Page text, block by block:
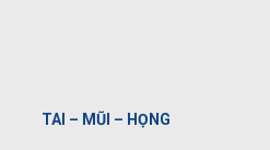
TAI – MŨI – HỌNG